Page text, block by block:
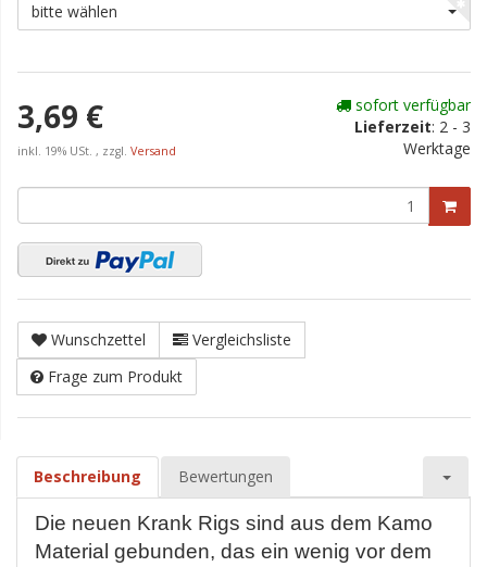
bitte wählen
3,69 €
inkl. 19% USt. , zzgl. Versand
sofort verfügbar
Lieferzeit: 2 - 3
Werktage
Wunschzettel
Vergleichsliste
Frage zum Produkt
Beschreibung Bewertungen
Die neuen Krank Rigs sind aus dem Kamo
Material gebunden, das ein wenig vor dem